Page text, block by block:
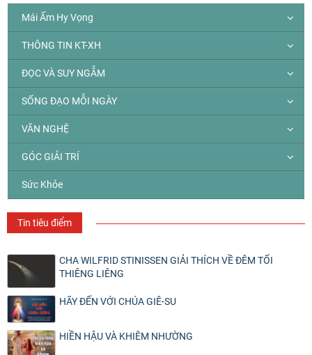
Mái Ấm Hy Vọng
THÔNG TIN KT-XH
ĐỌC VÀ SUY NGẪM
SỐNG ĐẠO MỖI NGÀY
VĂN NGHỆ
GÓC GIẢI TRÍ
Sức Khỏe
Tin tiêu điểm
CHA WILFRID STINISSEN GIẢI THÍCH VỀ ĐÊM TỐI
THIÊNG LIÊNG
HÃY ĐẾN VỚI CHÚA GIÊ-SU
HIỀN HẬU VÀ KHIÊM NHƯỜNG